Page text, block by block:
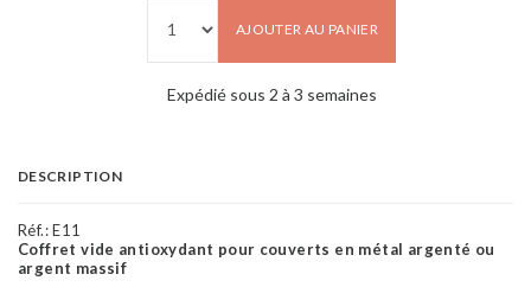
AJOUTER AU PANIER
Expédié sous 2 à 3 semaines
DESCRIPTION
Réf.:E11
Coffret vide antioxydant pour couverts en métal argenté ou
argent massif